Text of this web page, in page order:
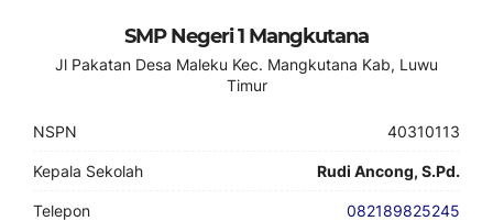
SMP Negeri 1 Mangkutana
Jl Pakatan Desa Maleku Kec. Mangkutana Kab, Luwu
Timur
NSPN 40310113
Kepala Sekolah Rudi Ancong, S.Pd.
Telepon 082189825245